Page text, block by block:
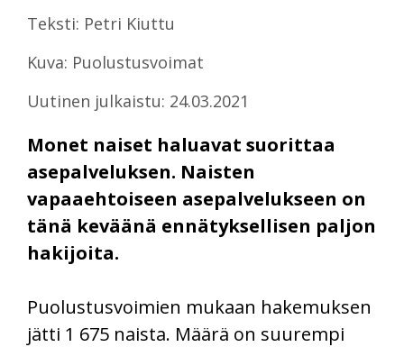
Teksti: Petri Kiuttu
Kuva: Puolustusvoimat
Uutinen julkaistu: 24.03.2021
Monet naiset haluavat suorittaa
asepalveluksen. Naisten
vapaaehtoiseen asepalvelukseen on
tänä keväänä ennätyksellisen paljon
hakijoita.
Puolustusvoimien mukaan hakemuksen
jätti 1 675 naista. Määrä on suurempi